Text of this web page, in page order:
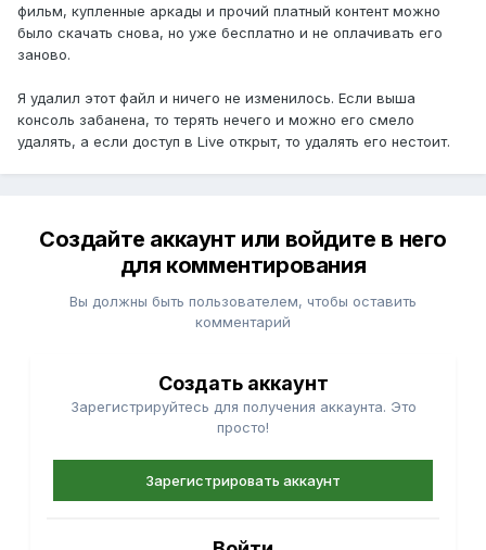
фильм, купленные аркады и прочий платный контент можно
было скачать снова, но уже бесплатно и не оплачивать его
заново.
Я удалил этот файл и ничего не изменилось. Если выша
консоль забанена, то терять нечего и можно его смело
удалять, а если доступ в Live открыт, то удалять его нестоит.
Создайте аккаунт или войдите в него
для комментирования
Вы должны быть пользователем, чтобы оставить
комментарий
Создать аккаунт
Зарегистрируйтесь для получения аккаунта. Это
просто!
Зарегистрировать аккаунт